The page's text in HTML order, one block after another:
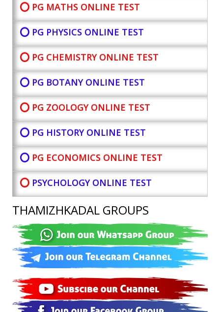
⭕ PG MATHS ONLINE TEST
⭕ PG PHYSICS ONLINE TEST
⭕ PG CHEMISTRY ONLINE TEST
⭕ PG BOTANYONLINE TEST
⭕ PG ZOOLOGY ONLINE TEST
⭕ PG HISTORY ONLINE TEST
⭕ PG ECONOMICS ONLINE TEST
⭕ PSYCHOLOGY ONLINE TEST
THAMIZHKADAL GROUPS